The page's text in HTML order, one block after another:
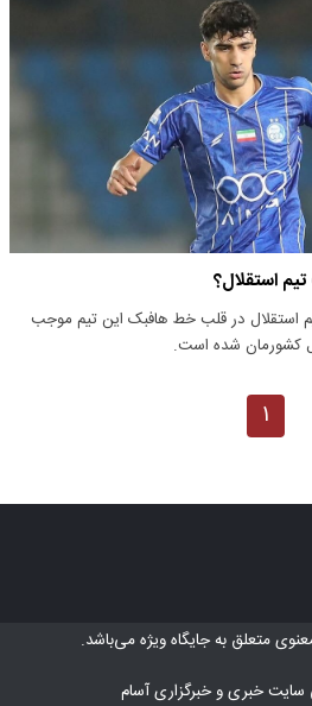
استقلال؟
در قلب خط هافبک این تیم موجب
کشورمان شده است.
۱
متعلق بهجایگاه ویژهمی‌باشد.
خبری و خبرگزاری آسام